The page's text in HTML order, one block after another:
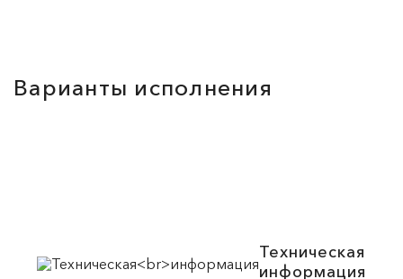
Варианты исполнения
Техническая
информация